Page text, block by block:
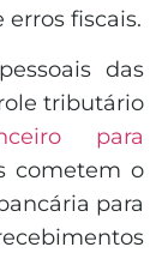
fiscais.
das
tributário
para
cometem o
para